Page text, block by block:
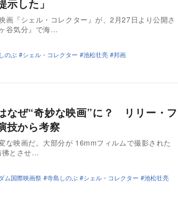
示した」
画『シェル・コレクター』が、2月27日より公開さ
谷気分』で海…
のぶ シェル・コレクター 池松壮亮
邦画
なぜ“奇妙な映画”に？ リリー・フ
技から考察
な映画だ。大部分が 16mmフィルムで撮影された
彿とさせ…
ム国際映画祭 寺島しのぶ シェル・コレクター
池松壮亮